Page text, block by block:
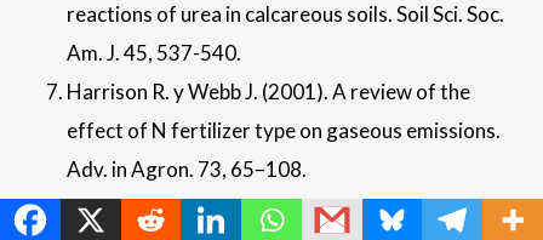
reactions of urea in calcareous soils. Soil Sci. Soc.
Am. J. 45, 537-540.
Harrison R. y Webb J. (2001). A review of the
effect of N fertilizer type on gaseous emissions.
Adv. in Agron. 73, 65–108.
Marschner H. 1995. Mineral nutrition of higher
MetroChat